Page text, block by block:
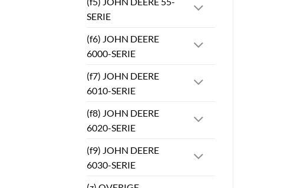
SERIE
(f6) JOHN DEERE
6000-SERIE
(f7) JOHN DEERE
6010-SERIE
(f8) JOHN DEERE
6020-SERIE
(f9) JOHN DEERE
6030-SERIE